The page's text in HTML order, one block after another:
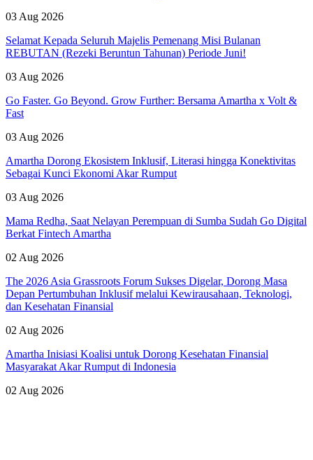
03 Aug 2026
Selamat Kepada Seluruh Majelis Pemenang Misi Bulanan
REBUTAN (Rezeki Beruntun Tahunan) Periode Juni!
03 Aug 2026
Go Faster. Go Beyond. Grow Further: Bersama Amartha x Volt &
Fast
03 Aug 2026
Amartha Dorong Ekosistem Inklusif, Literasi hingga Konektivitas
Sebagai Kunci Ekonomi Akar Rumput
03 Aug 2026
Mama Redha, Saat Nelayan Perempuan di Sumba Sudah Go Digital
Berkat Fintech Amartha
02 Aug 2026
The 2026 Asia Grassroots Forum Sukses Digelar, Dorong Masa
Depan Pertumbuhan Inklusif melalui Kewirausahaan, Teknologi,
dan Kesehatan Finansial
02 Aug 2026
Amartha Inisiasi Koalisi untuk Dorong Kesehatan Finansial
Masyarakat Akar Rumput di Indonesia
02 Aug 2026